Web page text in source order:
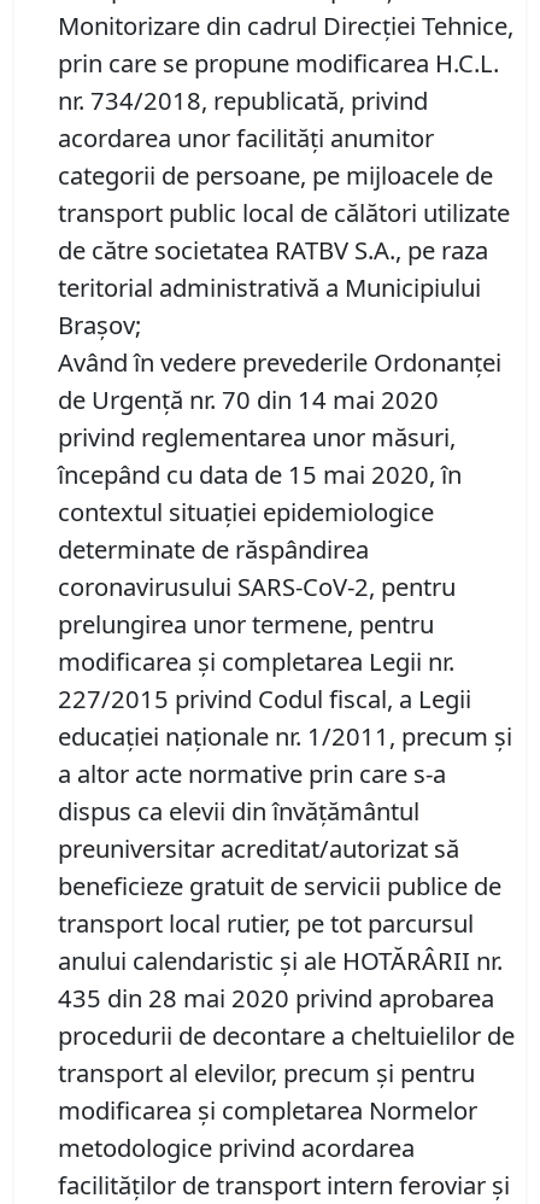
Monitorizare din cadrul Direcţiei Tehnice,
prin care se propune modificarea H.C.L.
nr. 734/2018, republicată, privind
acordarea unor facilităţi anumitor
categorii de persoane, pe mijloacele de
transport public local de călători utilizate
de către societatea RATBV S.A., pe raza
teritorial administrativă a Municipiului
Braşov;
Având în vedere prevederile Ordonanţei
de Urgenţă nr. 70 din 14 mai 2020
privind reglementarea unor măsuri,
începând cu data de 15 mai 2020, în
contextul situaţiei epidemiologice
determinate de răspândirea
coronavirusului SARS-CoV-2, pentru
prelungirea unor termene, pentru
modificarea şi completarea Legii nr.
227/2015 privind Codul fiscal, a Legii
educaţiei naţionale nr. 1/2011, precum şi
a altor acte normative prin care s-a
dispus ca elevii din învăţământul
preuniversitar acreditat/autorizat să
beneficieze gratuit de servicii publice de
transport local rutier, pe tot parcursul
anului calendaristic şi ale HOTĂRÂRII nr.
435 din 28 mai 2020 privind aprobarea
procedurii de decontare a cheltuielilor de
transport al elevilor, precum şi pentru
modificarea şi completarea Normelor
metodologice privind acordarea
facilităţilor de transport intern feroviar şi